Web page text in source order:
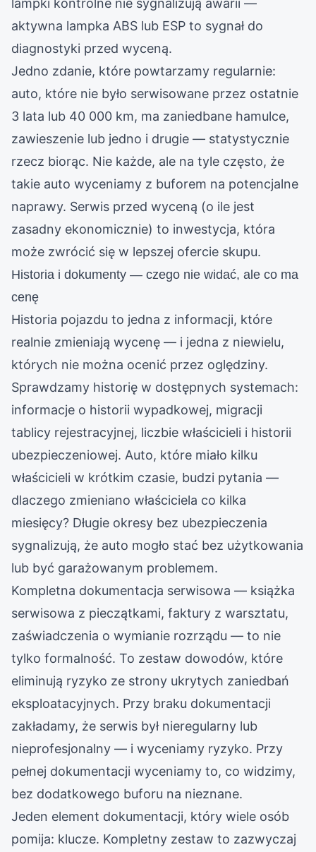
lampki kontrolne nie sygnalizują awarii —
aktywna lampka ABS lub ESP to sygnał do
diagnostyki przed wyceną.
Jedno zdanie, które powtarzamy regularnie:
auto, które nie było serwisowane przez ostatnie
3 lata lub 40 000 km, ma zaniedbane hamulce,
zawieszenie lub jedno i drugie — statystycznie
rzecz biorąc. Nie każde, ale na tyle często, że
takie auto wyceniamy z buforem na potencjalne
naprawy. Serwis przed wyceną (o ile jest
zasadny ekonomicznie) to inwestycja, która
może zwrócić się w lepszej ofercie skupu.
Historia i dokumenty — czego nie widać, ale co ma
cenę
Historia pojazdu to jedna z informacji, które
realnie zmieniają wycenę — i jedna z niewielu,
których nie można ocenić przez oględziny.
Sprawdzamy historię w dostępnych systemach:
informacje o historii wypadkowej, migracji
tablicy rejestracyjnej, liczbie właścicieli i historii
ubezpieczeniowej. Auto, które miało kilku
właścicieli w krótkim czasie, budzi pytania —
dlaczego zmieniano właściciela co kilka
miesięcy? Długie okresy bez ubezpieczenia
sygnalizują, że auto mogło stać bez użytkowania
lub być garażowanym problemem.
Kompletna dokumentacja serwisowa — książka
serwisowa z pieczątkami, faktury z warsztatu,
zaświadczenia o wymianie rozrządu — to nie
tylko formalność. To zestaw dowodów, które
eliminują ryzyko ze strony ukrytych zaniedbań
eksploatacyjnych. Przy braku dokumentacji
zakładamy, że serwis był nieregularny lub
nieprofesjonalny — i wyceniamy ryzyko. Przy
pełnej dokumentacji wyceniamy to, co widzimy,
bez dodatkowego buforu na nieznane.
Jeden element dokumentacji, który wiele osób
pomija: klucze. Kompletny zestaw to zazwyczaj